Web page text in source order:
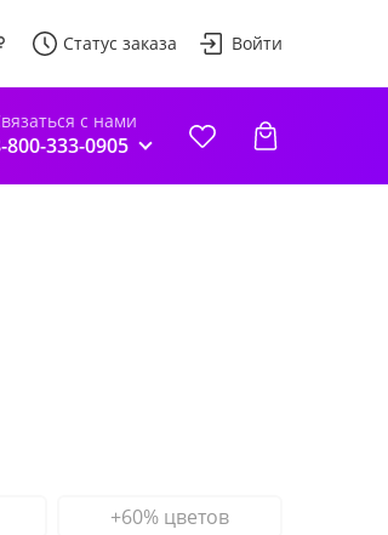
Статус заказа Войти
с нами
800-333-0905
+60% цветов